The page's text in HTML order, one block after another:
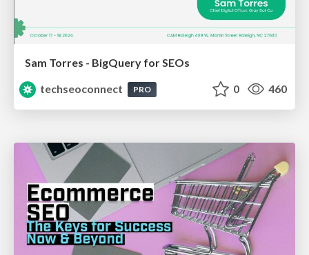
Sam Torres - BigQuery for SEOs
techseoconnect
PRO 0 460